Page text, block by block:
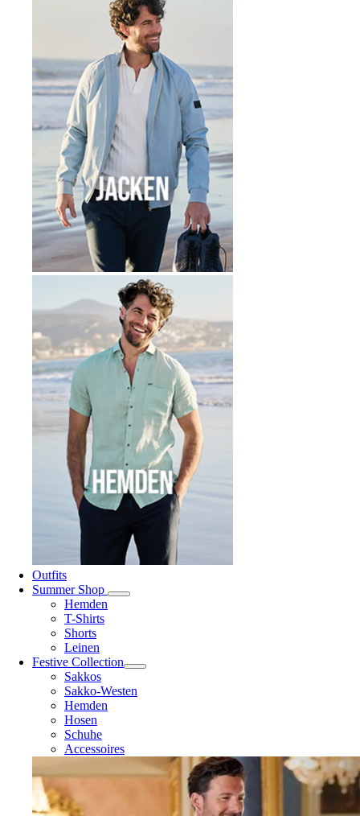
Outfits
Summer Shop
Hemden
T-Shirts
Shorts
Leinen
Festive Collection
Sakkos
Sakko-Westen
Hemden
Hosen
Schuhe
Accessoires